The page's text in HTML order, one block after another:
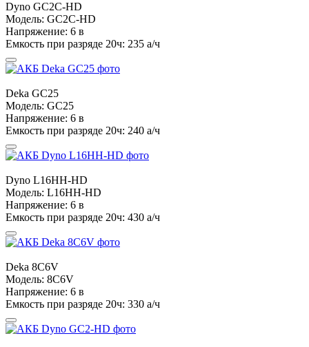
Dyno GC2C-HD
Модель: GC2C-HD
Напряжение: 6 в
Емкость при разряде 20ч: 235 а/ч
Deka GC25
Модель: GC25
Напряжение: 6 в
Емкость при разряде 20ч: 240 а/ч
Dyno L16HH-HD
Модель: L16HH-HD
Напряжение: 6 в
Емкость при разряде 20ч: 430 а/ч
Deka 8C6V
Модель: 8C6V
Напряжение: 6 в
Емкость при разряде 20ч: 330 а/ч